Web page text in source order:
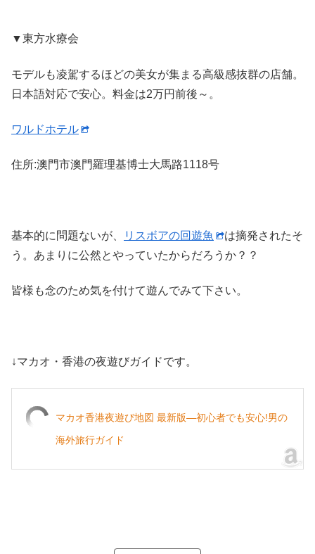
▼東方水療会
モデルも凌駕するほどの美女が集まる高級感抜群の店舗。
日本語対応で安心。料金は2万円前後～。
ワルドホテル
住所:澳門市澳門羅理基博士大馬路1118号
基本的に問題ないが、 リスボアの回遊魚
は摘発されたそ
う。あまりに公然とやっていたからだろうか？？
皆様も念のため気を付けて遊んでみて下さい。
↓マカオ・香港の夜遊びガイドです。
マカオ香港夜遊び地図 最新版―初心者でも安心!男の
海外旅行ガイド